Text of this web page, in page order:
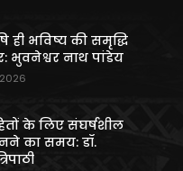
ही भविष्य की समृद्धि
भुवनेश्वर नाथ पांडेय
के लिए संघर्षशील
का समय: डॉ.